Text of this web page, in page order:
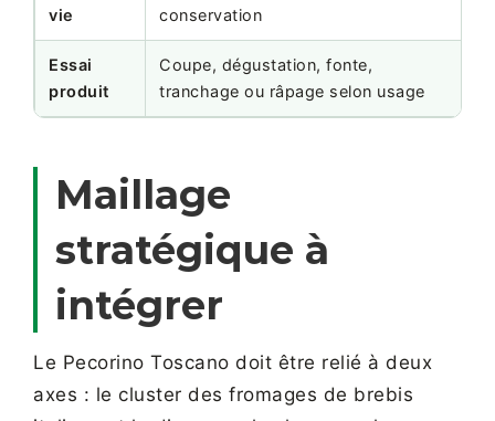
vie
conservation
Essai
produit
Coupe, dégustation, fonte,
tranchage ou râpage selon usage
Maillage
stratégique à
intégrer
Le Pecorino Toscano doit être relié à deux
axes : le cluster des fromages de brebis